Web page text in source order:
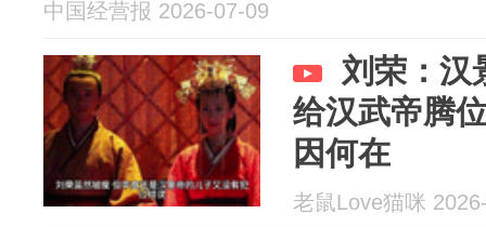
中国经营报 2026-07-09
刘荣：汉
给汉武帝腾
因何在
老鼠Love猫咪